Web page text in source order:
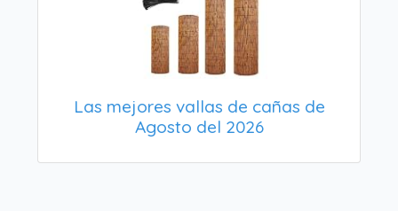
Las mejores vallas de cañas de
Agosto del 2026